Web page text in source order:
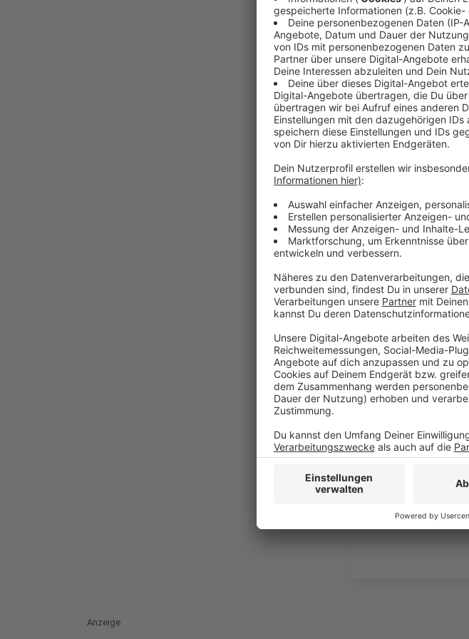
aber bereits ab 9
Möglichkeit, die
Harnafi und
Anzeige
Für Unterhaltung
Anschluss könnt
gegen eine
Uhr bei
Gelände
erwerben geben.
Anzeige
Es wird
Fahrrad zu
kann die Buslinie
Haltestellen
Vereinsgelände
Für die Anreise
auf dem Park &
kostenlos
Sportplatz hin und
Parken am
dient außerdem
Anlage ist an
Anzeige
Anzeige